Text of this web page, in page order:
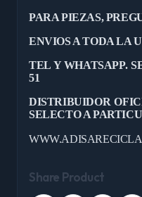
PARA PIEZAS,
ENVIOS A TODA LA
TEL Y WHATSAPP.
51
DISTRIBUIDOR
SELECTO A
Share Product